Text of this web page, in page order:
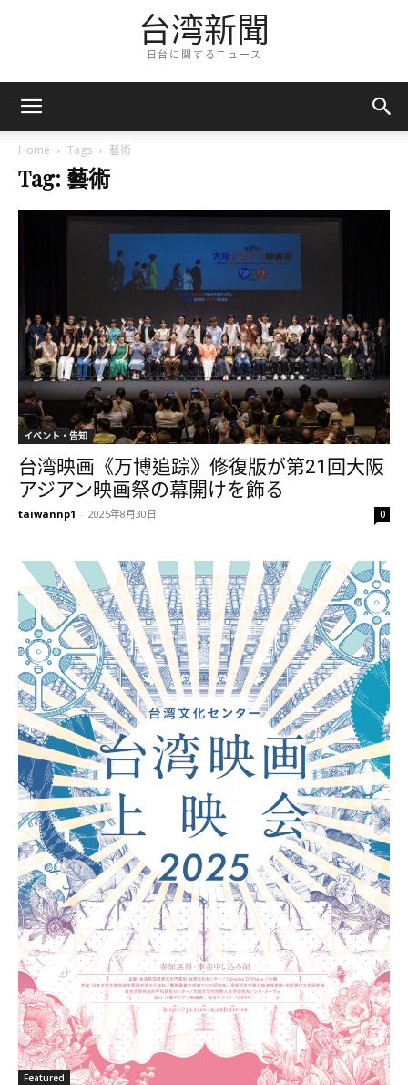
台湾新聞
日台に関するニュース
Home Tags 藝術
Tag: 藝術
イベント・告知
台湾映画《万博追踪》修復版が第21回大阪
アジアン映画祭の幕開けを飾る
taiwannp1 - 2025年8月30日 0
Featured